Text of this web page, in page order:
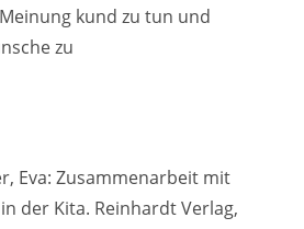
kund zu tun und
zu
Eva: Zusammenarbeit mit
der Kita. Reinhardt Verlag,